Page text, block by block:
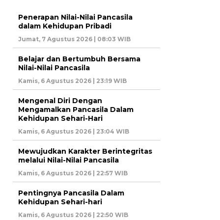
Penerapan Nilai-Nilai Pancasila
dalam Kehidupan Pribadi
Jumat, 7 Agustus 2026 | 08:03 WIB
Belajar dan Bertumbuh Bersama
Nilai-Nilai Pancasila
Kamis, 6 Agustus 2026 | 23:19 WIB
Mengenal Diri Dengan
Mengamalkan Pancasila Dalam
Kehidupan Sehari-Hari
Kamis, 6 Agustus 2026 | 23:04 WIB
Mewujudkan Karakter Berintegritas
melalui Nilai-Nilai Pancasila
Kamis, 6 Agustus 2026 | 22:57 WIB
Pentingnya Pancasila Dalam
Kehidupan Sehari-hari
Kamis, 6 Agustus 2026 | 22:50 WIB